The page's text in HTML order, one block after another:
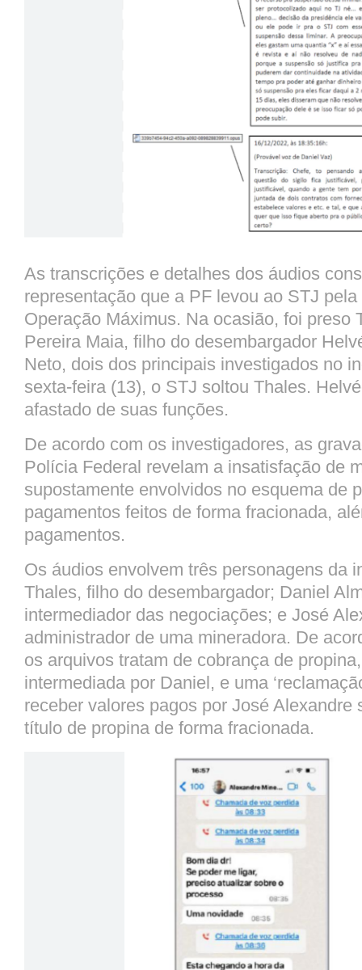
As transcrições e detalhes dos áudios
representação que a PF levou ao STJ
Operação Máximus. Na ocasião, foi preso
Pereira Maia, filho do desembargador
Neto, dois dos principais investigados no
sexta-feira (13), o STJ soltou Thales.
afastado de suas funções.
De acordo com os investigadores, as
Polícia Federal revelam a insatisfação de
supostamente envolvidos no esquema de
pagamentos feitos de forma fracionada,
pagamentos.
Os áudios envolvem três personagens da
Thales, filho do desembargador; Daniel
intermediador das negociações; e José
administrador de uma mineradora. De
os arquivos tratam de cobrança de
intermediada por Daniel, e uma
receber valores pagos por José Alexandre
título de propina de forma fracionada.